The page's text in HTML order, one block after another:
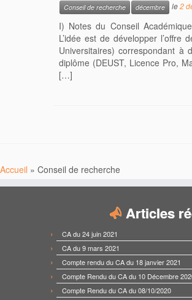
Conseil de recherche
décembre le2
I) Notes du Conseil
L’idée est de développer
Universitaires) correspondant
diplôme (DEUST, Licence Pro,
[…]
Accueil » Conseil de recherche
Articles
CA du 24 juin 2021
CA du 9 mars 2021
Compte rendu du CA du 18 janvier 2021
Compte Rendu du CA du 10 Décembre
Compte Rendu du CA du 08/10/2020